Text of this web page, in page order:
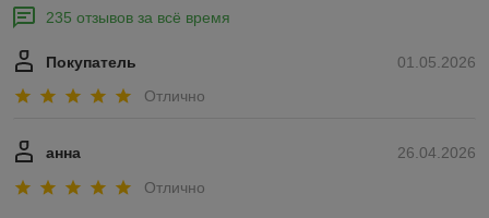
235 отзывов за всё время
01.05.2026
Покупатель
Отлично
26.04.2026
анна
Отлично